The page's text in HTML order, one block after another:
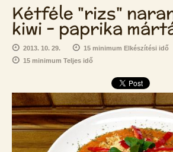
Kétféle "rizs"
kiwi - paprika
2013. 10. 29.
15 minimum Elkészítési idő
15 minimum Teljes idő